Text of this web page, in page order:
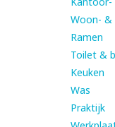
Woon- &
Ramen
Toilet &
Keuken
Was
Praktijk